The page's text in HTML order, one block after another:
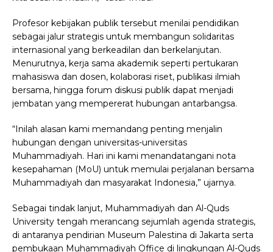
Profesor kebijakan publik tersebut menilai pendidikan
sebagai jalur strategis untuk membangun solidaritas
internasional yang berkeadilan dan berkelanjutan.
Menurutnya, kerja sama akademik seperti pertukaran
mahasiswa dan dosen, kolaborasi riset, publikasi ilmiah
bersama, hingga forum diskusi publik dapat menjadi
jembatan yang mempererat hubungan antarbangsa.
“Inilah alasan kami memandang penting menjalin
hubungan dengan universitas-universitas
Muhammadiyah. Hari ini kami menandatangani nota
kesepahaman (MoU) untuk memulai perjalanan bersama
Muhammadiyah dan masyarakat Indonesia,” ujarnya.
Sebagai tindak lanjut, Muhammadiyah dan Al-Quds
University tengah merancang sejumlah agenda strategis,
di antaranya pendirian Museum Palestina di Jakarta serta
pembukaan Muhammadiyah Office di lingkungan Al-Quds